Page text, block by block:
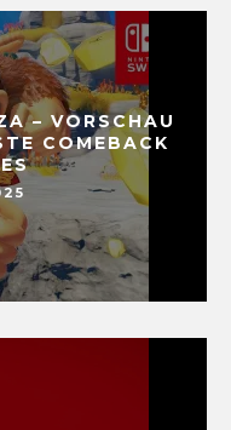
– VORSCHAU
COMEBACK